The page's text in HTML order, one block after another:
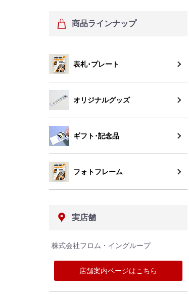
商品ラインナップ
表札･プレート
オリジナルグッズ
ギフト･記念品
フォトフレーム
実店舗
株式会社フロム・イングループ
店舗案内ページはこちら